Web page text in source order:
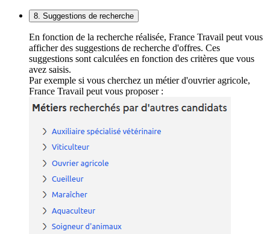
8. Suggestions de recherche
En fonction de la recherche réalisée, France Travail peut vous
afficher des suggestions de recherche d'offres. Ces
suggestions sont calculées en fonction des critères que vous
avez saisis.
Par exemple si vous cherchez un métier d'ouvrier agricole,
France Travail peut vous proposer :